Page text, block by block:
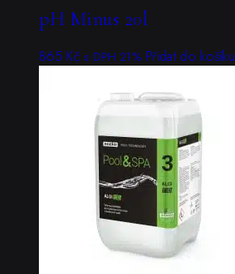
pH Minus 20l
865 Kč s DPH 21% Přidat do košíku